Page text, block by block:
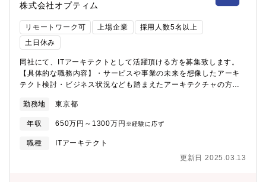
ら、壁打ちを繰り返し、深い議論を経て、ゴールを共に目指して
いきます。【会社の魅力】■日系最大手シンクタンクであり、強力
な顧客基盤やリソースを保有しており、総合的な提案が可能です
（時価総額上位50社の90％がクライアントになります。）。■未
ソーシングまで、超上流から一気通貫でのサービス提供が可能で
す。■業界内でも年収水準が高い企業であり、2022年全社平均年
収は1200万を超えます。年収アップが期待できる企業です。■競
合他社の営業利益率8％前後に対し、NRIは17,4％（2022年）と
ング、システムのエンハンスメントなど、景気の影響を受けない
ソリューションを複数保有しています。
株式会社オプティム
リモートワーク可 上場企業
採用人数5名以上
土日休み
同社にて、ITアーキテクトとして活躍頂ける方を募集致します。
【具体的な職務内容】・サービスや事業の未来を想像したアーキ
テクト検討・ビジネス状況なども踏まえたアーキテクチャの方向
て】オプティムでは、「世界一、AIを実用化させる企業になる」
というスローガンのもとAI・IoTプラットフォームの開発や、農
業・医療・建設といった様々な産業のイノベーションを起こすた
めの新規サービス・アプリケーションの開発を行っています。IT
時には顧客の課題などを考慮しつつ、必要なアーキテクチャの検
勤務地 東京都
年収 650万円～1300万円 ※経験に応ず
職種
ITアーキテクト
更新日 2025.03.13